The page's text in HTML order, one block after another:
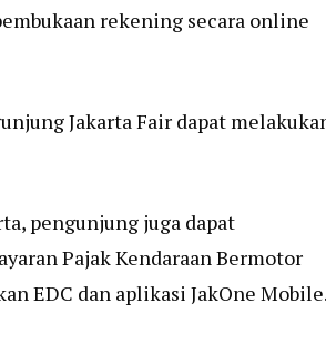
rekening secara online
Jakarta Fair dapat
pengunjung juga dapat
Pajak Kendaraan Bermotor
EDC dan aplikasi JakOne